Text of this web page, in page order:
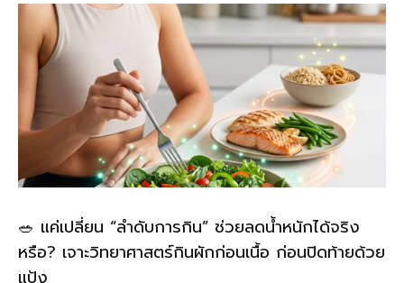
🥗 แค่เปลี่ยน “ลำดับการกิน” ช่วยลดน้ำหนักได้จริง
หรือ? เจาะวิทยาศาสตร์กินผักก่อนเนื้อ ก่อนปิดท้ายด้วย
แป้ง